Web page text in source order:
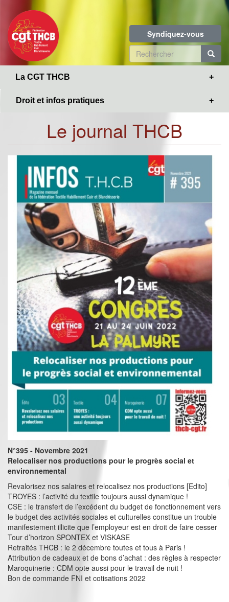
contenu
principal
Syndiquez-vous
Formulaire
de
La CGT THCB
Droit et infos pratiques
Le journal THCB
N°395 - Novembre 2021
Relocaliser nos productions pour le progrès social et
environnemental
Revalorisez nos salaires et relocalisez nos productions [Edito]
TROYES : l’activité du textile toujours aussi dynamique !
CSE : le transfert de l’excédent du budget de fonctionnement vers
le budget des activités sociales et culturelles constitue un trouble
manifestement illicite que l’employeur est en droit de faire cesser
Tour d’horizon SPONTEX et VISKASE
Retraités THCB : le 2 décembre toutes et tous à Paris !
Attribution de cadeaux et de bons d’achat : des règles à respecter
Maroquinerie : CDM opte aussi pour le travail de nuit !
Bon de commande FNI et cotisations 2022